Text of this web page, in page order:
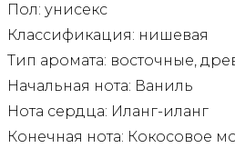
Пол: унисекс
Классификация: нишевая
Тип аромата: восточные,
Начальная нота: Ваниль
Нота сердца: Иланг-иланг
Конечная нота: Кокосовое